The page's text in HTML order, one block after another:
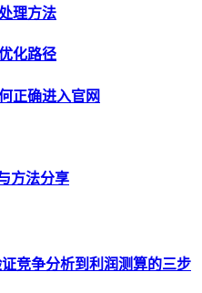
理方法
化路径
正确进入官网
方法分享
竞争分析到利润测算的三步